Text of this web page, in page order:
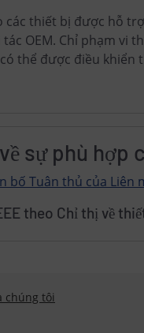
các thiết bị được hỗ
tác OEM. Chỉ phạm
thể được điều khiển
sự phù hợp
bố Tuân thủ của Liên
theo Chỉ thị về
chúng tôi